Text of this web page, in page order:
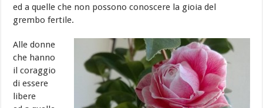
ed a quelle che non possono conoscere la gioia del
grembo fertile.
Alle donne
che hanno
il coraggio
di essere
libere